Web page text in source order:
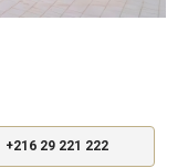
+216 29 221 222